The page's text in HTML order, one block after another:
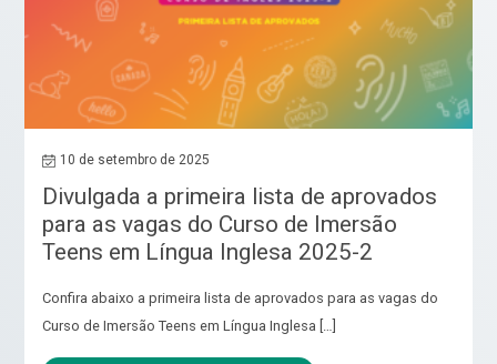
10 de setembro de 2025
Divulgada a primeira lista de aprovados
para as vagas do Curso de Imersão
Teens em Língua Inglesa 2025-2
Confira abaixo a primeira lista de aprovados para as vagas do
Curso de Imersão Teens em Língua Inglesa […]